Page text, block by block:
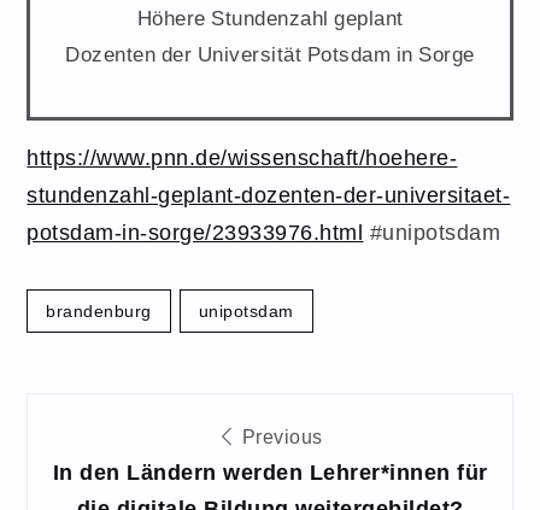
Höhere Stundenzahl geplant
Dozenten der Universität Potsdam in Sorge
https://www.pnn.de/wissenschaft/hoehere-
stundenzahl-geplant-dozenten-der-universitaet-
potsdam-in-sorge/23933976.html #unipotsdam
brandenburg unipotsdam
Beitragsnavigation
Previous
In den Ländern werden Lehrer*innen für